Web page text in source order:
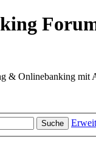
& Onlinebanking mit
Suche